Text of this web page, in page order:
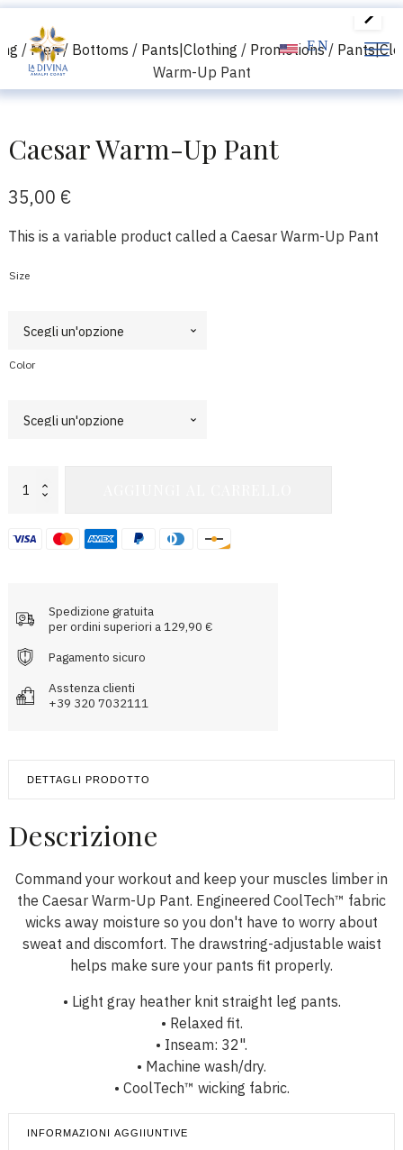
EN
/Men/ Bottoms / Pants|Clothing / Promotions/
Warm-Up Pant
Caesar Warm-Up Pant
35,00 €
This is a variable product called a Caesar Warm-Up Pant
Size
Color
Warm-
quantità
Spedizione gratuita
per ordini superiori a 129,90 €
Pagamento sicuro
Asstenza clienti
+39 320 7032111
DETTAGLI PRODOTTO
Descrizione
Command your workout and keep your muscles limber in
the Caesar Warm-Up Pant. Engineered CoolTech™ fabric
wicks away moisture so you don't have to worry about
sweat and discomfort. The drawstring-adjustable waist
helps make sure your pants fit properly.
• Light gray heather knit straight leg pants.
• Relaxed fit.
• Inseam: 32".
• Machine wash/dry.
• CoolTech™ wicking fabric.
INFORMAZIONI AGGIIUNTIVE